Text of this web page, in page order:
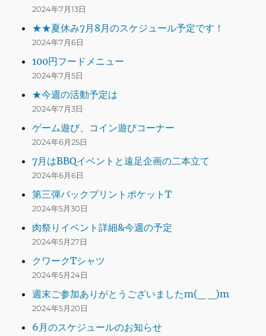
2024年7月13日
★★夏休み7月8月のスケジュール予定です！
2024年7月6日
100円フードメニュー
2024年7月5日
★今週の活動予定は
2024年7月3日
ゲーム遊び、コイン遊びコーナー
2024年6月25日
7月はBBQイベントと遠足企画の二本立て
2024年6月6日
第三弾バックプリントポケットT
2024年5月30日
肉祭りイベント詳細&今週の予定
2024年5月27日
クワークTシャツ
2024年5月24日
週末ご参加ありがとうございましたm(_ _)m
2024年5月20日
6月のスケジュールのお知らせ